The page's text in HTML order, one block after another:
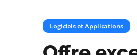
Logiciels et Applications